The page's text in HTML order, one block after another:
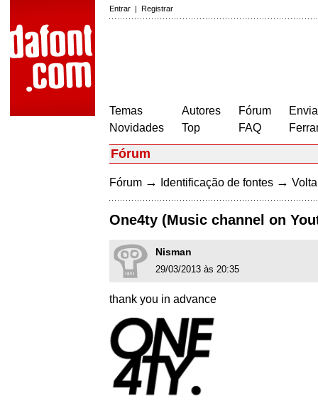
Entrar | Registrar
Temas
Novidades
Autores
Top
Fórum
FAQ
Fórum
Fórum → Identificação de fontes →
One4ty (Music channel on
Nisman
29/03/2013 às 20:35
thank you in advance